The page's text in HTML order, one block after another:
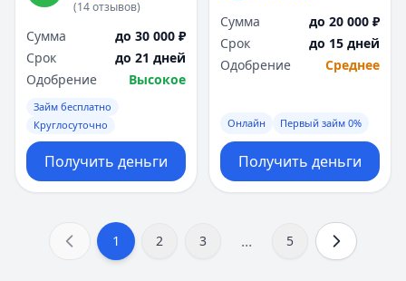
(14отзывов)
Сумма
до 30 000 ₽
Срок
до 21 дней
Одобрение
Высокое
Займ бесплатно
Круглосуточно
Получить деньги
Сумма
до 20 000 ₽
Срок
до 15 дней
Одобрение
Среднее
Онлайн Первый займ 0%
Получить деньги
1 2 3 ... 5